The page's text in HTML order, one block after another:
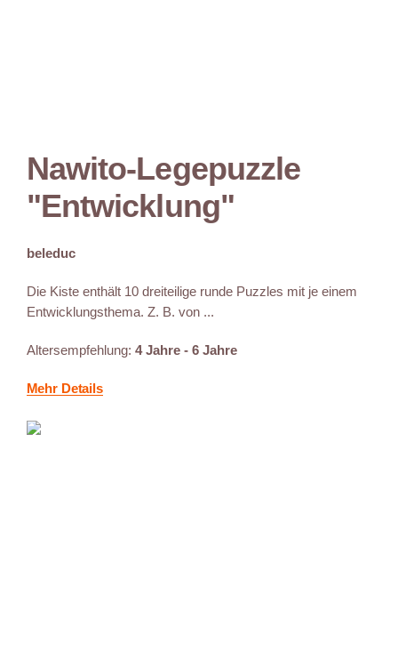
Nawito-Legepuzzle
"Entwicklung"
beleduc
Die Kiste enthält 10 dreiteilige runde Puzzles mit je einem
Entwicklungsthema. Z. B. von ...
Altersempfehlung: 4 Jahre - 6 Jahre
Mehr Details